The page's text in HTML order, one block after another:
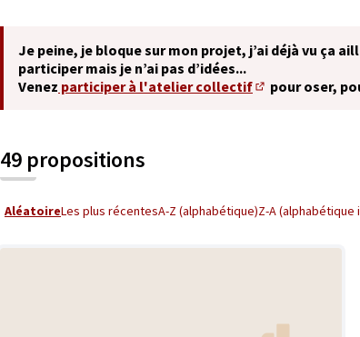
Je peine, je bloque sur mon projet, j’ai déjà vu ça
participer mais je n’ai pas d’idées...
Venez participer à l'atelier collectif
(S'ouvre dans
pour oser,
49 propositions
AléatoireLes plus récentesA-Z (alphabétique)Z-A (alphabétique